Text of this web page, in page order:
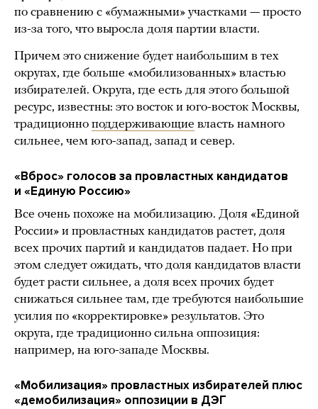
по сравнению с «бумажными» участками — просто
из-за того, что выросла доля партии власти.
Причем это снижение будет наибольшим в тех
округах, где больше «мобилизованных» властью
избирателей. Округа, где есть для этого большой
ресурс, известны: это восток и юго-восток Москвы,
традиционно поддерживающие власть намного
сильнее, чем юго-запад, запад и север.
«Вброс» голосов за провластных кандидатов
и «Единую Россию»
Все очень похоже на мобилизацию. Доля «Единой
России» и провластных кандидатов растет, доля
всех прочих партий и кандидатов падает. Но при
этом следует ожидать, что доля кандидатов власти
будет расти сильнее, а доля всех прочих будет
снижаться сильнее там, где требуются наибольшие
усилия по «корректировке» результатов. Это
округа, где традиционно сильна оппозиция:
например, на юго-западе Москвы.
«Мобилизация» провластных избирателей плюс
«демобилизация» оппозиции в ДЭГ